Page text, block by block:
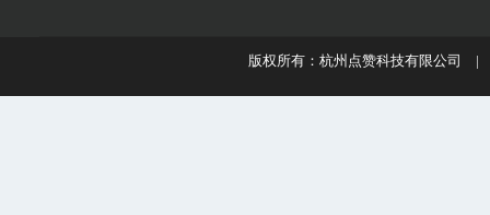
版权所有：杭州点赞科技有限公司